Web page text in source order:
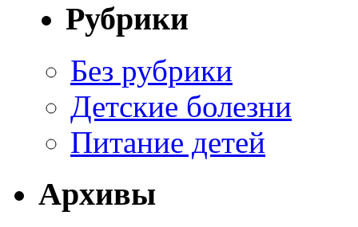
Рубрики
Без рубрики
Детские болезни
Питание детей
Архивы